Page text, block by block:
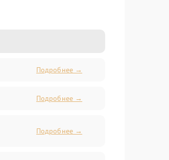
Подробнее →
Подробнее →
Подробнее →